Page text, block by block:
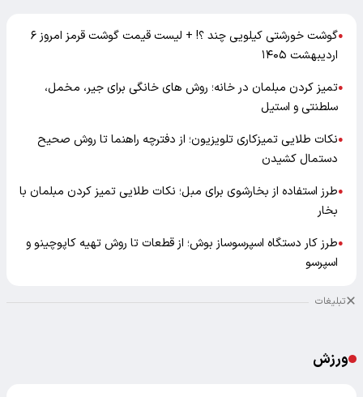
●
گوشت خورشتی کیلویی چند ؟! + لیست قیمت گوشت قرمز امروز ۶
اردیبهشت ۱۴۰۵
●تمیز کردن مبلمان در خانه؛ روش های خانگی برای جیر، مخمل،
سلطنتی و استیل
●نکات طلایی تمیزکاری تلویزیون؛ از دفترچه راهنما تا روش صحیح
دستمال کشیدن
●طرز استفاده از بخارشوی برای مبل؛ نکات طلایی تمیز کردن مبلمان با
بخار
●طرز کار دستگاه اسپرسوساز بوش؛ از قطعات تا روش تهیه کاپوچینو و
اسپرسو
تبلیغات
ورزش